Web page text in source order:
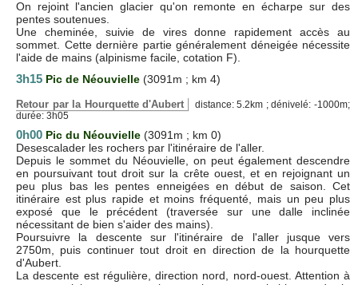
On rejoint l'ancien glacier qu'on remonte en écharpe sur des
pentes soutenues.
Une cheminée, suivie de vires donne rapidement accès au
sommet. Cette dernière partie généralement déneigée nécessite
l'aide de mains (alpinisme facile, cotation F).
3h15 Pic de Néouvielle (3091m ; km 4)
Retour par la Hourquette d'Aubert
distance: 5.2km ; dénivelé: -1000m;
durée: 3h05
0h00 Pic du Néouvielle (3091m ; km 0)
Desescalader les rochers par l'itinéraire de l'aller.
Depuis le sommet du Néouvielle, on peut également descendre
en poursuivant tout droit sur la crête ouest, et en rejoignant un
peu plus bas les pentes enneigées en début de saison. Cet
itinéraire est plus rapide et moins fréquenté, mais un peu plus
exposé que le précédent (traversée sur une dalle inclinée
nécessitant de bien s'aider des mains).
Poursuivre la descente sur l'itinéraire de l'aller jusque vers
2750m, puis continuer tout droit en direction de la hourquette
d'Aubert.
La descente est régulière, direction nord, nord-ouest. Attention à